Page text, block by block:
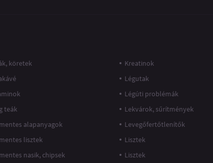
köretek
teák
alapanyagok
lisztek
nasik, chipsek
Kreatinok
Légutak
Légúti problémák
Lekvárok, sűrítmények
Levegőfertőtlenítők
Lisztek
Lisztek